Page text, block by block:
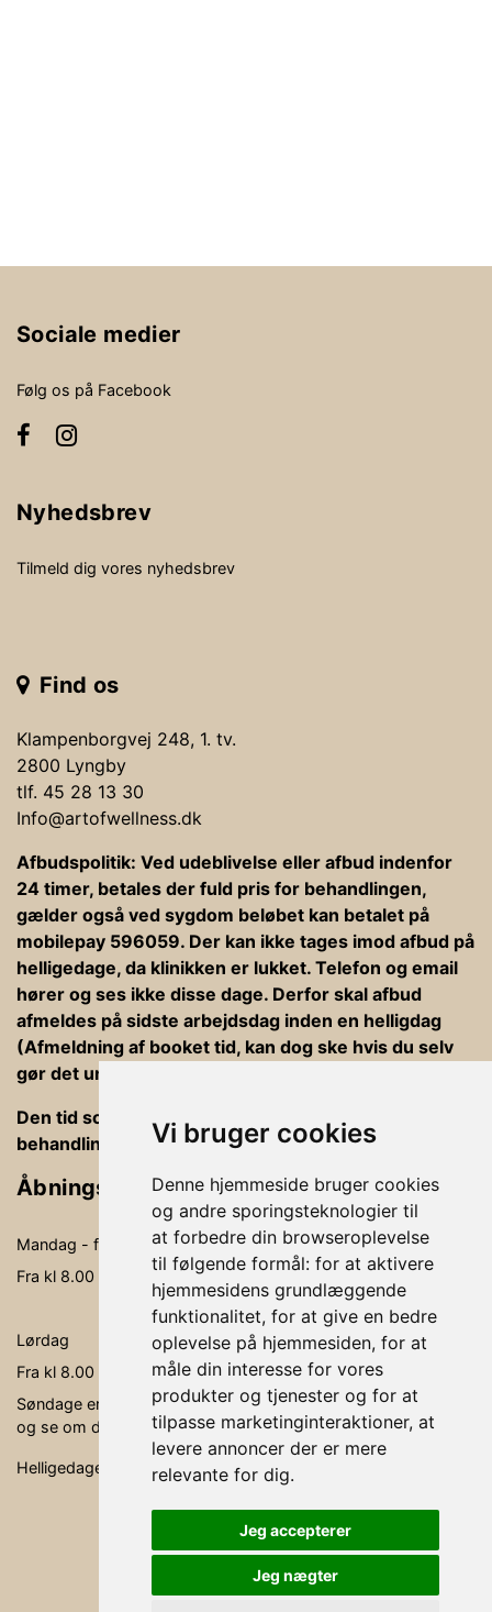
Vi bruger cookies
Denne hjemmeside bruger cookies
og andre sporingsteknologier til
at forbedre din browseroplevelse
til følgende formål: for at aktivere
hjemmesidens grundlæggende
funktionalitet, for at give en bedre
oplevelse på hjemmesiden, for at
måle din interesse for vores
produkter og tjenester og for at
tilpasse marketinginteraktioner, at
levere annoncer der er mere
relevante for dig.
Jeg accepterer
Jeg nægter
Sociale medier
Følg os på Facebook
Nyhedsbrev
Tilmeld dig vores nyhedsbrev
Find os
Klampenborgvej 248, 1. tv.
2800 Lyngby
tlf. 45 28 13 30
Info@artofwellness.dk
Afbudspolitik: Ved udeblivelse eller afbud indenfor
24 timer, betales der fuld pris for behandlingen,
gælder også ved sygdom beløbet kan betalet på
mobilepay 596059. Der kan ikke tages imod afbud på
helligedage, da klinikken er lukket. Telefon og email
hører og ses ikke disse dage. Derfor skal afbud
afmeldes på sidste arbejdsdag inden en helligdag
(Afmeldning af booket tid, kan dog ske hvis du selv
gør det under din bookning).
Den tid som er afsat til behandlinger er ind og ud af
behandlingsrummet, betaling og vejledning
Åbningstider
Mandag - fredag
09.00-19.00
Fra kl 8.00 - kl. 20.00 kan der behandles
Lørdag
09.00- 15.00
Fra kl 8.00 - kl. 16.00 kan der behandles
Søndage er ikke faste åbningsdage, men søg via bookingen,
og se om der er en behandler, der er ledig.
Helligedage er klinikken lukket.